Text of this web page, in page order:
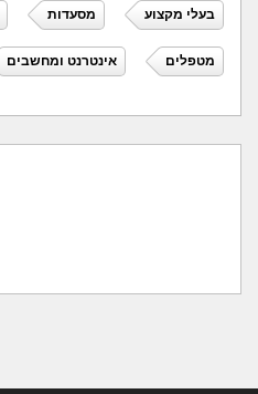
בעלי מקצוע מסעדות
מטפלים אינטרנט ומחשבים